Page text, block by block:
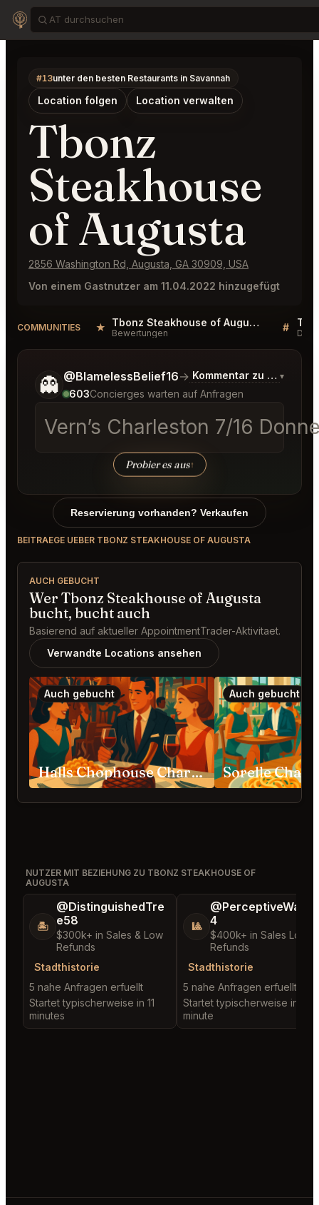
#13unter den besten Restaurants in Savannah
Location folgen Location verwalten
Tbonz
Steakhouse
of Augusta
2856 Washington Rd, Augusta, GA 30909, USA
Von einem Gastnutzer am 11.04.2022 hinzugefügt
COMMUNITIES ★ Tbonz Steakhouse of Augusta Reviews
Bewertungen #
👻 @BlamelessBelief16→ Kommentar zu den
▾
603Concierges warten auf Anfragen
Vern’s Charleston 7/16
Probier es aus↑
Sag mir noch etwas genauer, was du möchtest.
Reservierung vorhanden? Verkaufen
BEITRAEGE UEBER TBONZ STEAKHOUSE OF AUGUSTA
AUCH GEBUCHT
Wer Tbonz Steakhouse of Augusta
bucht, bucht auch
Basierend auf aktueller AppointmentTrader-Aktivitaet.
Verwandte Locations ansehen
Auch gebucht
Halls Chophouse Charleston
Auch gebucht
Sorelle
NUTZER MIT BEZIEHUNG ZU TBONZ STEAKHOUSE OF
AUGUSTA
🏝️
@DistinguishedTre
e58
$300k+ in Sales & Low
Refunds
Stadthistorie
5 nahe Anfragen erfuellt
Startet typischerweise in 11
minutes
🎱
4
$400k+ in Sales Low
Refunds
Stadthistorie
5 nahe Anfragen erfuellt
Startet typischerweise in 1
minute